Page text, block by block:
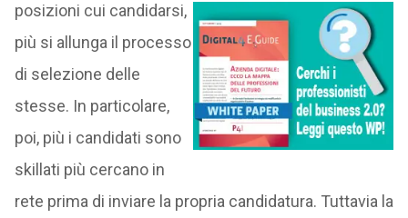
posizioni cui candidarsi,
più si allunga il processo
di selezione delle
stesse. In particolare,
poi, più i candidati sono
skillati più cercano in
rete prima di inviare la propria candidatura. Tuttavia la